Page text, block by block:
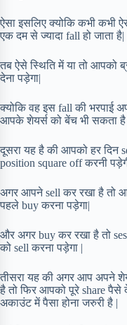
ऐसा इसलिए क्योकि कभी कभी
एक दम से ज्यादा fall हो जाता है|
तब ऐसे स्थिति में या तो आपको
देना पड़ेगा|
क्योकि वह इस fall की भरपाई
आपके शेयर्स को बेंच भी सकता
दूसरा यह है की आपको हर दिन
position square off करनी
अगर आपने sell कर रखा है तो
पहले buy करना पड़ेगा|
और अगर buy कर रखा है तो
को sell करना पड़ेगा |
तीसरा यह की अगर आप अपने
है तो फिर आपको पूरे share
अकाउंट में पैसा होना जरुरी है |